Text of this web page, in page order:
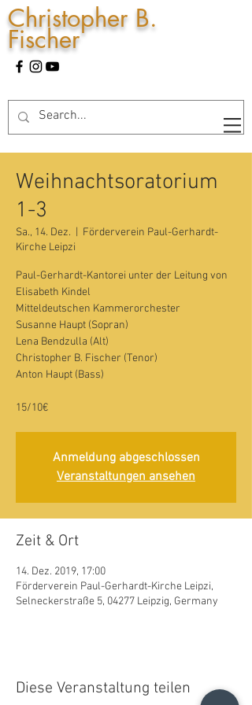
Christopher B.
Fischer
Weihnachtsoratorium
1-3
Sa., 14. Dez.
Förderverein Paul-Gerhardt-
Kirche Leipzi
Paul-Gerhardt-Kantorei unter der Leitung von
Elisabeth Kindel
Mitteldeutschen Kammerorchester
Susanne Haupt (Sopran)
Lena Bendzulla (Alt)
Christopher B. Fischer (Tenor)
Anton Haupt (Bass)
15/10€
Anmeldung abgeschlossen
Veranstaltungen ansehen
Zeit & Ort
14. Dez. 2019, 17:00
Förderverein Paul-Gerhardt-Kirche Leipzi,
Selneckerstraße 5, 04277 Leipzig, Germany
Diese Veranstaltung teilen